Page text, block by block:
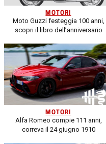
MOTORI
Moto Guzzi festeggia 100 anni,
scopri il libro dell’anniversario
MOTORI
Alfa Romeo compie 111 anni,
correva il 24 giugno 1910